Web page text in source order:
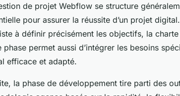
de projet Webflow se structure
pour assurer la réussite d’un projet
à définir précisément les objectifs, la
phase permet aussi d’intégrer les besoins
efficace et adapté.
la phase de développement tire parti des